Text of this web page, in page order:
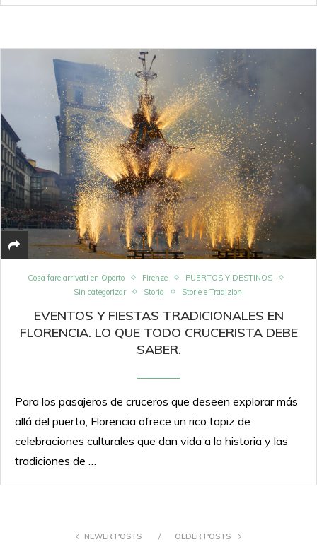
Cosa fare arrivati en Oporto Firenze
PUERTOS Y DESTINOS
Sin categorizar
Storia Storie e Tradizioni
EVENTOS Y FIESTAS TRADICIONALES EN
FLORENCIA. LO QUE TODO CRUCERISTA DEBE
SABER.
Para los pasajeros de cruceros que deseen explorar más
allá del puerto, Florencia ofrece un rico tapiz de
celebraciones culturales que dan vida a la historia y las
tradiciones de …
NEWER POSTS OLDER POSTS